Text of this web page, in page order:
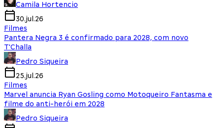
Camila Hortencio
30.jul.26
Filmes
Pantera Negra 3 é confirmado para 2028, com novo
T'Challa
Pedro Siqueira
25.jul.26
Filmes
Marvel anuncia Ryan Gosling como Motoqueiro Fantasma e
filme do anti-herói em 2028
Pedro Siqueira